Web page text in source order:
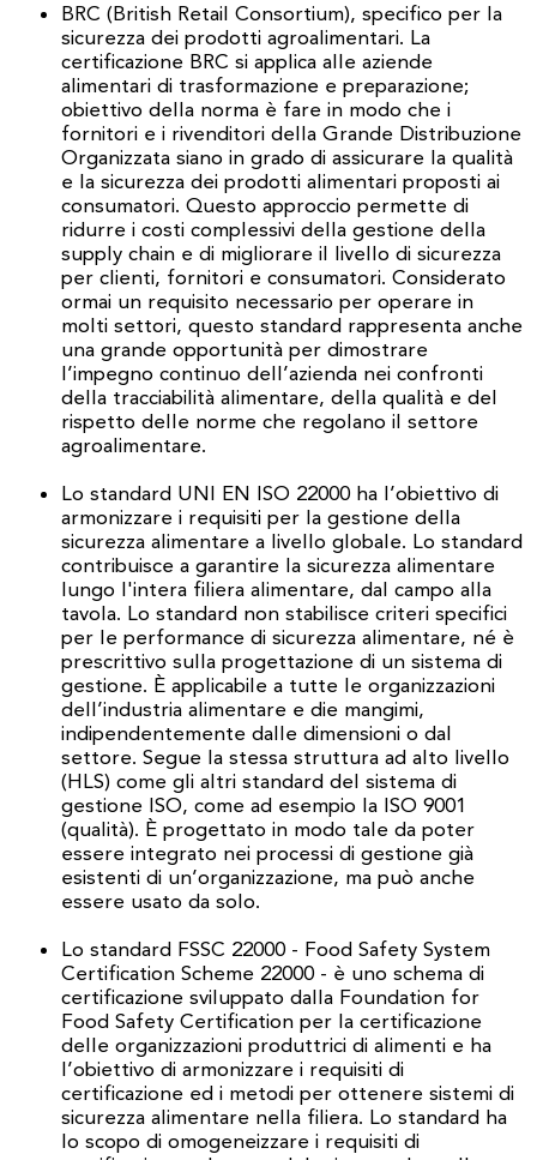
BRC (British Retail Consortium), specifico per la
sicurezza dei prodotti agroalimentari. La
certificazione BRC si applica alle aziende
alimentari di trasformazione e preparazione;
obiettivo della norma è fare in modo che i
fornitori e i rivenditori della Grande Distribuzione
Organizzata siano in grado di assicurare la qualità
e la sicurezza dei prodotti alimentari proposti ai
consumatori. Questo approccio permette di
ridurre i costi complessivi della gestione della
supply chain e di migliorare il livello di sicurezza
per clienti, fornitori e consumatori. Considerato
ormai un requisito necessario per operare in
molti settori, questo standard rappresenta anche
una grande opportunità per dimostrare
l’impegno continuo dell’azienda nei confronti
della tracciabilità alimentare, della qualità e del
rispetto delle norme che regolano il settore
agroalimentare.
Lo standard UNI EN ISO 22000 ha l’obiettivo di
armonizzare i requisiti per la gestione della
sicurezza alimentare a livello globale. Lo standard
contribuisce a garantire la sicurezza alimentare
lungo l'intera filiera alimentare, dal campo alla
tavola. Lo standard non stabilisce criteri specifici
per le performance di sicurezza alimentare, né è
prescrittivo sulla progettazione di un sistema di
gestione. È applicabile a tutte le organizzazioni
dell’industria alimentare e die mangimi,
indipendentemente dalle dimensioni o dal
settore. Segue la stessa struttura ad alto livello
(HLS) come gli altri standard del sistema di
gestione ISO, come ad esempio la ISO 9001
(qualità). È progettato in modo tale da poter
essere integrato nei processi di gestione già
esistenti di un’organizzazione, ma può anche
essere usato da solo.
Lo standard FSSC 22000 - Food Safety System
Certification Scheme 22000 - è uno schema di
certificazione sviluppato dalla Foundation for
Food Safety Certification per la certificazione
delle organizzazioni produttrici di alimenti e ha
l’obiettivo di armonizzare i requisiti di
certificazione ed i metodi per ottenere sistemi di
sicurezza alimentare nella filiera. Lo standard ha
lo scopo di omogeneizzare i requisiti di